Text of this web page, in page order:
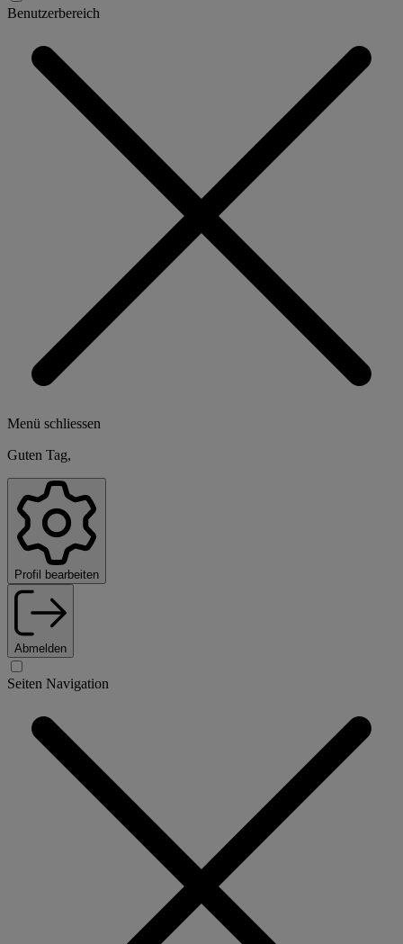
Benutzerbereich
Menü schliessen
Guten Tag,
Profil bearbeiten
Abmelden
Seiten Navigation